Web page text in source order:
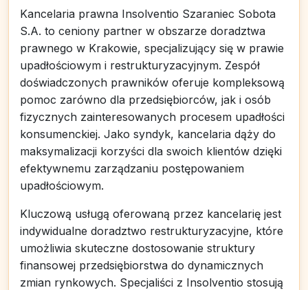
Kancelaria prawna Insolventio Szaraniec Sobota
S.A. to ceniony partner w obszarze doradztwa
prawnego w Krakowie, specjalizujący się w prawie
upadłościowym i restrukturyzacyjnym. Zespół
doświadczonych prawników oferuje kompleksową
pomoc zarówno dla przedsiębiorców, jak i osób
fizycznych zainteresowanych procesem upadłości
konsumenckiej. Jako syndyk, kancelaria dąży do
maksymalizacji korzyści dla swoich klientów dzięki
efektywnemu zarządzaniu postępowaniem
upadłościowym.
Kluczową usługą oferowaną przez kancelarię jest
indywidualne doradztwo restrukturyzacyjne, które
umożliwia skuteczne dostosowanie struktury
finansowej przedsiębiorstwa do dynamicznych
zmian rynkowych. Specjaliści z Insolventio stosują